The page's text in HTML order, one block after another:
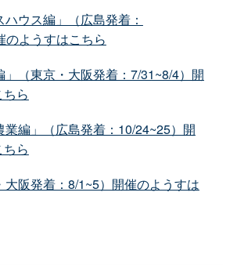
ウス編」（広島発着：
のようすはこちら
（東京・大阪発着：7/31~8/4）開
ら
業編」（広島発着：10/24~25）開
ら
阪発着：8/1~5）開催のようすは